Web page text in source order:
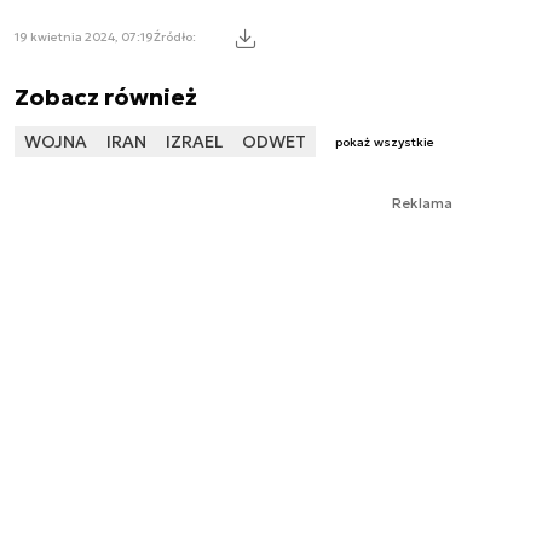
19 kwietnia 2024, 07:19Źródło:
Zobacz również
WOJNA IRAN IZRAEL ODWET pokaż wszystkie
Reklama